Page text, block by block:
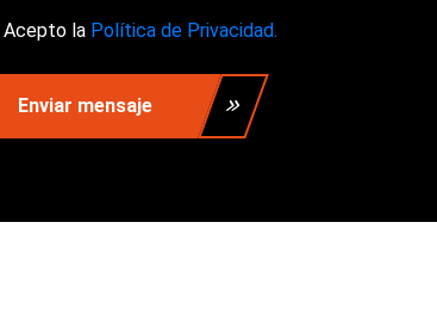
Acepto la Política de Privacidad.
Enviar mensaje